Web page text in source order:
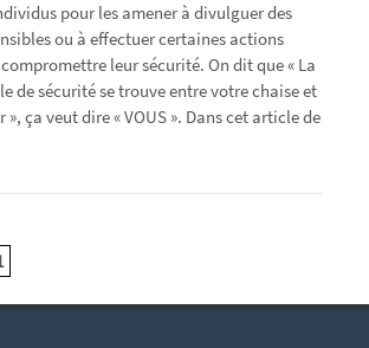
pour les amener à divulguer des
ou à effectuer certaines actions
leur sécurité. On dit que « La
de sécurité se trouve entre votre chaise et
ça veut dire « VOUS ». Dans cet article de